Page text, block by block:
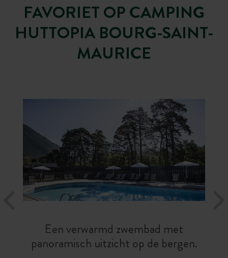
FAVORIET OP CAMPING
HUTTOPIA BOURG-SAINT-
MAURICE
Een verwarmd zwembad met
panoramisch uitzicht op de bergen.